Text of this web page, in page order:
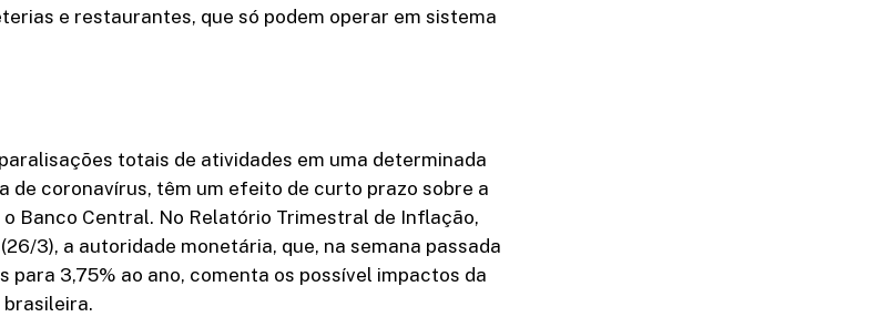
e restaurantes, que só podem operar em sistema
totais de atividades em uma determinada
de coronavírus, têm um efeito de curto prazo sobre a
Banco Central. No Relatório Trimestral de Inflação,
3), a autoridade monetária, que, na semana passada
para 3,75% ao ano, comenta os possível impactos da
brasileira.